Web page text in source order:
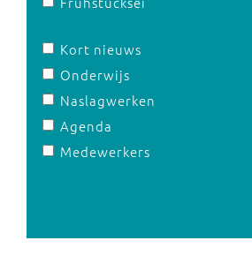
Kort nieuws
Onderwijs
Naslagwerken
Agenda
Medewerkers